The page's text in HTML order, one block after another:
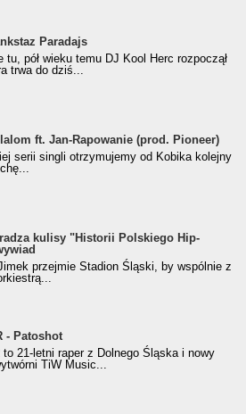
za
Album Roku
Paradajs
tu, pół wieku temu DJ Kool Herc rozpoczął
trwa do dziś...
Rapowanie (prod. Pioneer)
ft. Jan-Rapowanie (prod. Pioneer)
serii singli otrzymujemy od Kobika kolejny
"Historii Polskiego Hip-
kulisy "Historii Polskiego Hip-
przejmie Stadion Śląski, by wspólnie z
- Patoshot
to 21-letni raper z Dolnego Śląska i nowy
TiW Music...